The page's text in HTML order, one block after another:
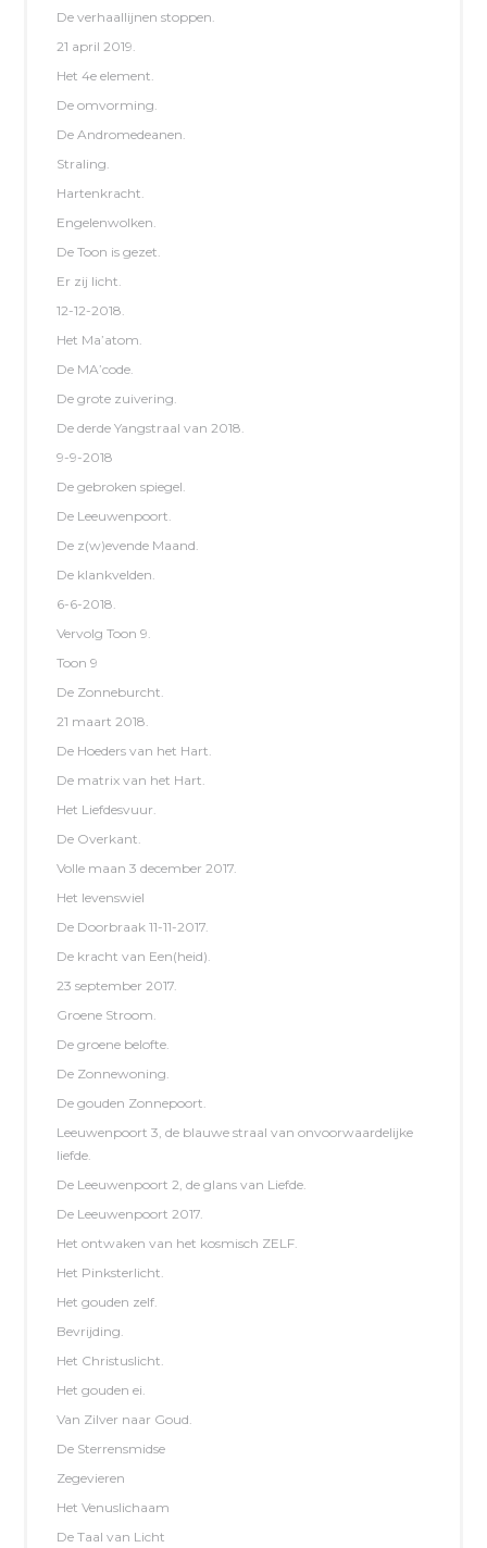
De verhaallijnen stoppen.
21 april 2019.
Het 4e element.
De omvorming.
De Andromedeanen.
Straling.
Hartenkracht.
Engelenwolken.
De Toon is gezet.
Er zij licht.
12-12-2018.
Het Ma’atom.
De MA’code.
De grote zuivering.
De derde Yangstraal van 2018.
9-9-2018
De gebroken spiegel.
De Leeuwenpoort.
De z(w)evende Maand.
De klankvelden.
6-6-2018.
Vervolg Toon 9.
Toon 9
De Zonneburcht.
21 maart 2018.
De Hoeders van het Hart.
De matrix van het Hart.
Het Liefdesvuur.
De Overkant.
Volle maan 3 december 2017.
Het levenswiel
De Doorbraak 11-11-2017.
De kracht van Een(heid).
23 september 2017.
Groene Stroom.
De groene belofte.
De Zonnewoning.
De gouden Zonnepoort.
Leeuwenpoort 3, de blauwe straal van onvoorwaardelijke
liefde.
De Leeuwenpoort 2, de glans van Liefde.
De Leeuwenpoort 2017.
Het ontwaken van het kosmisch ZELF.
Het Pinksterlicht.
Het gouden zelf.
Bevrijding.
Het Christuslicht.
Het gouden ei.
Van Zilver naar Goud.
De Sterrensmidse
Zegevieren
Het Venuslichaam
De Taal van Licht